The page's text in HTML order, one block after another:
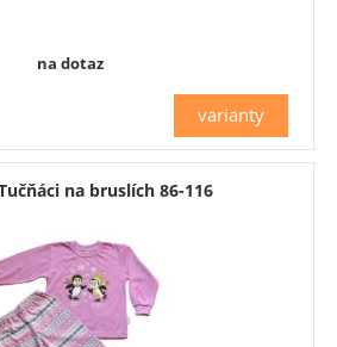
na dotaz
varianty
na bruslích 86-116